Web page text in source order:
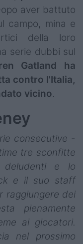
aver battuto
campo, mina e
della loro
serie dubbi sul
Gatland ha
contro l'Italia,
vicino.
consecutive -
tre sconfitte
deludenti e lo
e il suo staff
raggiungere dei
pienamente
ai giocatori.
nel prossimo